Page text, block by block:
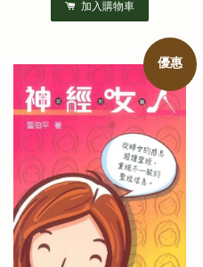
加入購物車
優惠